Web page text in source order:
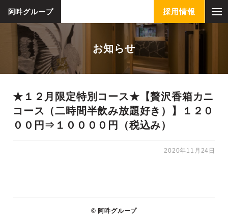
阿吽グループ 採用情報
お知らせ
★１２月限定特別コース★【贅沢香箱カニ
コース（二時間半飲み放題好き）】１２０
００円⇒１００００円（税込み）
2020年11月24日
© 阿吽グループ